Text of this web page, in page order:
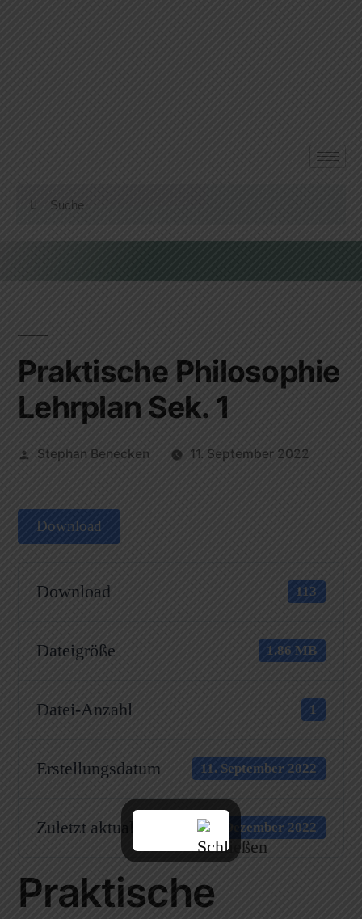
Praktische Philosophie
Lehrplan Sek. 1
Stephan Benecken 11. September 2022
Download
Download 113
Dateigröße 1.86 MB
Datei-Anzahl 1
Erstellungsdatum 11. September 2022
Zuletzt aktualisiert 2. Dezember 2022
Praktische